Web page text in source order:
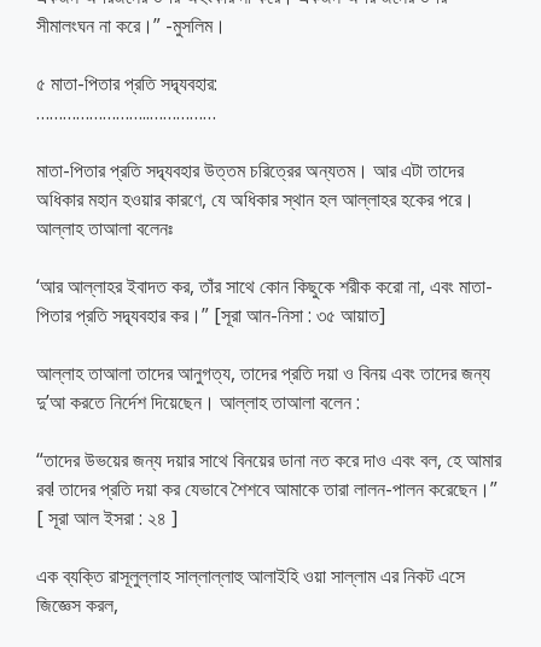
সীমালংঘন না করে।” -মুসলিম।
৫ মাতা-পিতার প্রতি সদ্ব্যবহার:
……………………..……………
মাতা-পিতার প্রতি সদ্ব্যবহার উত্তম চরিত্রের অন্যতম। আর এটা তাদের
অধিকার মহান হওয়ার কারণে, যে অধিকার স্থান হল আল্লাহর হকের পরে।
আল্লাহ তাআলা বলেনঃ
‘আর আল্লাহর ইবাদত কর, তাঁর সাথে কোন কিছুকে শরীক করো না, এবং মাতা-
পিতার প্রতি সদ্ব্যবহার কর।” [সূরা আন-নিসা : ৩৫ আয়াত]
আল্লাহ তাআলা তাদের আনুগত্য, তাদের প্রতি দয়া ও বিনয় এবং তাদের জন্য
দু’আ করতে নির্দেশ দিয়েছেন। আল্লাহ তাআলা বলেন :
“তাদের উভয়ের জন্য দয়ার সাথে বিনয়ের ডানা নত করে দাও এবং বল, হে আমার
রব! তাদের প্রতি দয়া কর যেভাবে শৈশবে আমাকে তারা লালন-পালন করেছেন।”
[ সূরা আল ইসরা : ২৪ ]
এক ব্যক্তি রাসূলুল্লাহ সাল্লাল্লাহু আলাইহি ওয়া সাল্লাম এর নিকট এসে
জিজ্ঞেস করল,